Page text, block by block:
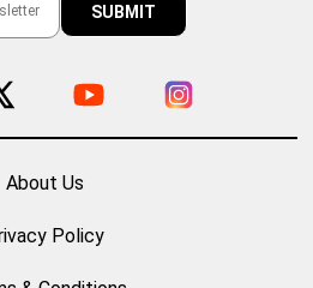
About Us
Policy